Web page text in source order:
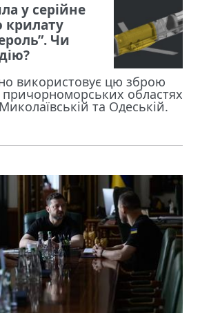
у серійне
крилату
Чи
використовує цю зброю
областях
та Одеській.